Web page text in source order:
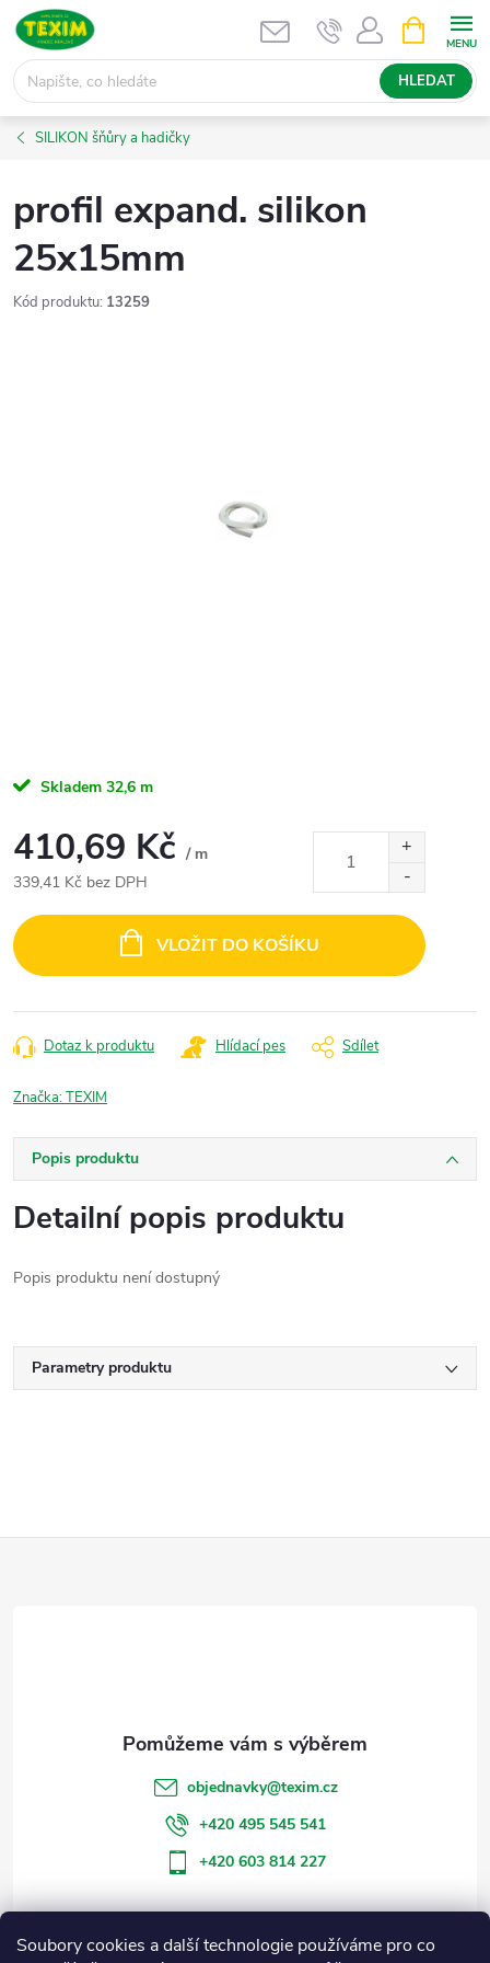
Soubory cookies a další technologie používáme pro co
Přejít
obsah
HLEDAT
NÁKUPNÍ
KOŠÍK
SILIKON šňůry a hadičky
profil expand. silikon
25x15mm
Kód produktu: 13259
Skladem 32,6 m
410,69 Kč / m
339,41 Kč bez DPH
cena:
VLOŽIT DO KOŠÍKU
Dotaz k produktu Hlídací pes Sdílet
Značka:TEXIM
Popis produktu
Detailní popis produktu
Popis produktu není dostupný
Parametry produktu
objednavky@texim.cz
+420 495 545 541
+420 603 814 227